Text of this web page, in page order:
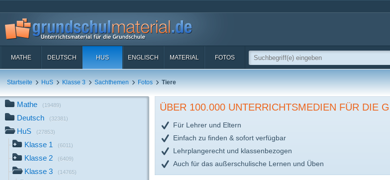
MATHE DEUTSCH HUS ENGLISCH MATERIAL FOTOS
Startseite HuS Klasse 3 Sachthemen Fotos Tiere
Mathe (19489)
Deutsch (32381)
HuS (27853)
Klasse 1 (6011)
Klasse 2 (6409)
Klasse 3 (14765)
ÜBER 100.000 UNTERRICHTSMEDIEN FÜR DIE
Für Lehrer und Eltern
Einfach zu finden & sofort verfügbar
Lehrplangerecht und klassenbezogen
Auch für das außerschulische Lernen und Üben